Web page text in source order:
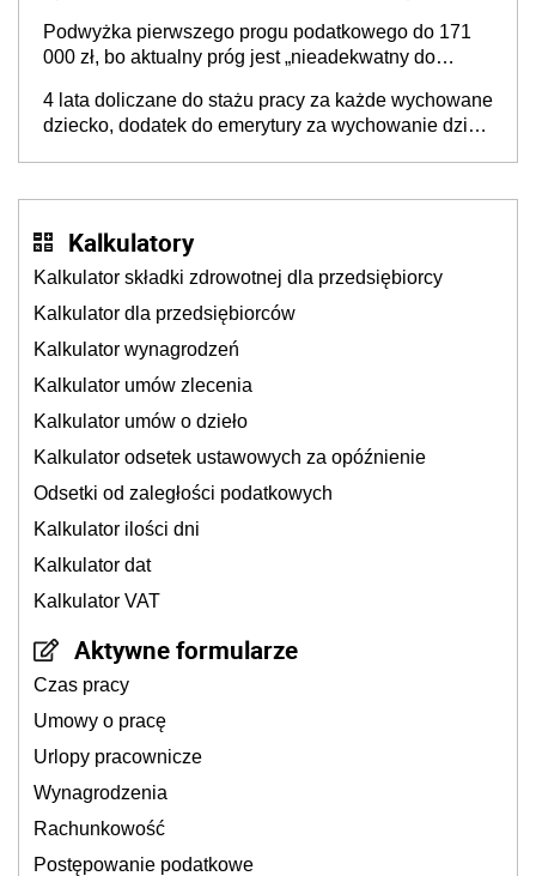
już w Ministerstwie Rodziny, Pracy i Polityki
Społecznej
Podwyżka pierwszego progu podatkowego do 171
000 zł, bo aktualny próg jest „nieadekwatny do
4 lata doliczane do stażu pracy za każde wychowane
dziecko, dodatek do emerytury za wychowanie dzieci
Kalkulatory
Kalkulator składki zdrowotnej dla przedsiębiorcy
Kalkulator dla przedsiębiorców
Kalkulator wynagrodzeń
Kalkulator umów zlecenia
Kalkulator umów o dzieło
Kalkulator odsetek ustawowych za opóźnienie
Odsetki od zaległości podatkowych
Kalkulator ilości dni
Kalkulator dat
Kalkulator VAT
Aktywne formularze
Czas pracy
Umowy o pracę
Urlopy pracownicze
Wynagrodzenia
Rachunkowość
Postępowanie podatkowe